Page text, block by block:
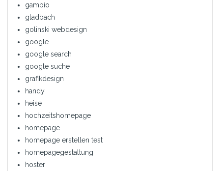
gambio
gladbach
golinski webdesign
google
google search
google suche
grafikdesign
handy
heise
hochzeitshomepage
homepage
homepage erstellen test
homepagegestaltung
hoster